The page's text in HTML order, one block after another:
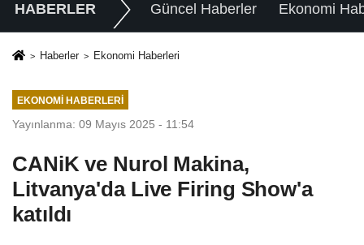
HABERLER Güncel Haberler Ekonomi
Haberler Ekonomi Haberleri
EKONOMI HABERLERI
Yayınlanma: 09 Mayıs 2025 - 11:54
CANiK ve Nurol Makina,
Litvanya'da Live Firing Show'a
katıldı